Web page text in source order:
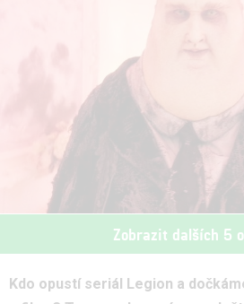
Zobrazit dalších 5
Kdo opustí seriál Legion a